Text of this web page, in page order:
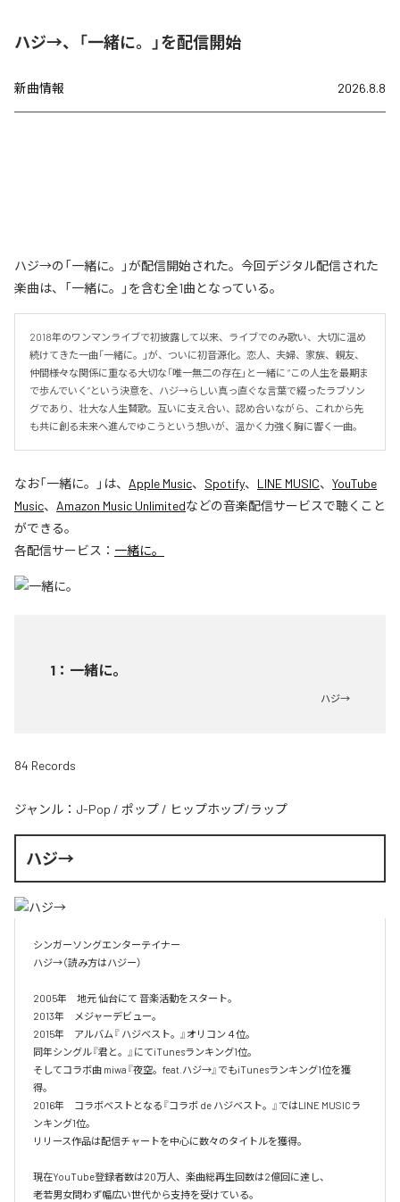
ハジ→、「一緒に。」を配信開始
新曲情報 2026.8.8
ハジ→の「一緒に。」が配信開始された。今回デジタル配信された
楽曲は、「一緒に。」を含む全1曲となっている。
2018年のワンマンライブで初披露して以来、ライブでのみ歌い、大切に温め
続けてきた一曲「一緒に。」が、ついに初音源化。恋人、夫婦、家族、親友、
仲間――様々な関係に重なる大切な「唯一無二の存在」と一緒に “この人生を最期ま
で歩んでいく”という決意を、ハジ→らしい真っ直ぐな言葉で綴ったラブソン
グであり、壮大な人生賛歌。互いに支え合い、認め合いながら、これから先
も共に創る未来へ進んでゆこうという想いが、温かく力強く胸に響く一曲。
なお「一緒に。 」は、 Apple Music、 Spotify、 LINE MUSIC、 YouTube
Music、 Amazon Music Unlimitedなどの音楽配信サービスで聴くこと
ができる。
各配信サービス： 一緒に。
1 ： 一緒に。
ハジ→
84 Records
ジャンル： J-Pop / ポップ / ヒップホップ/ラップ
ハジ→
シンガーソングエンターテイナー
ハジ→（読み方はハジー）
2005年　地元 仙台にて 音楽活動をスタート。
2013年　メジャーデビュー。
2015年　アルバム『 ハジベスト。』オリコン４位。
同年シングル『君と。』にてiTunesランキング1位。
そしてコラボ曲 miwa『夜空。feat.ハジ→』でもiTunesランキング1位を獲
得。
2016年　コラボベストとなる『コラボ de ハジベスト。』ではLINE MUSICラ
ンキング1位。
リリース作品は配信チャートを中心に数々のタイトルを獲得。
現在YouTube登録者数は20万人、楽曲総再生回数は2億回に達し、
老若男女問わず幅広い世代から支持を受けている。